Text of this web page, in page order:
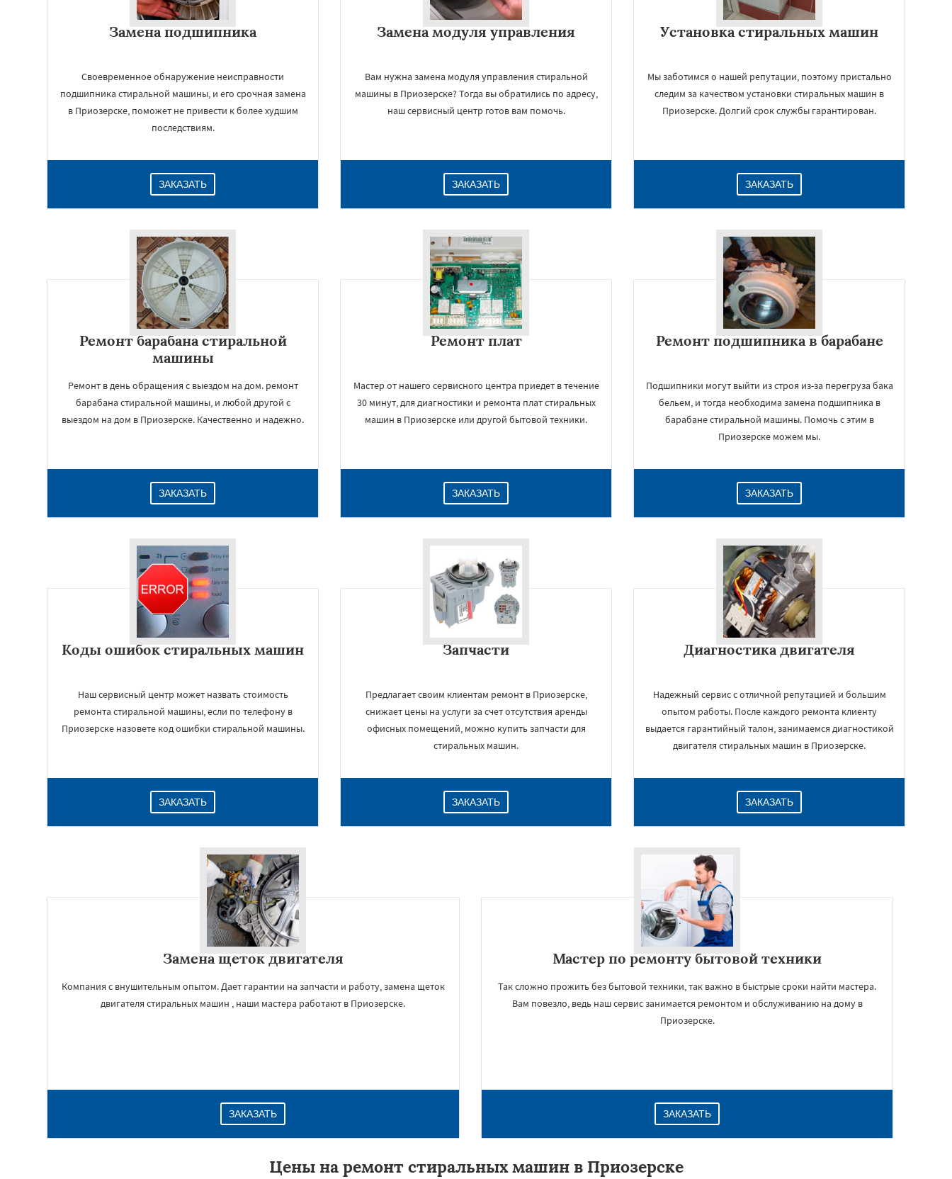
Замена подшипника
Своевременное обнаружение неисправности
подшипника стиральной машины, и его срочная замена
в Приозерске, поможет не привести к более худшим
последствиям.
ЗАКАЗАТЬ
Замена модуля управления
Вам нужна замена модуля управления стиральной
машины в Приозерске? Тогда вы обратились по адресу,
наш сервисный центр готов вам помочь.
ЗАКАЗАТЬ
Установка стиральных машин
Мы заботимся о нашей репутации, поэтому пристально
следим за качеством установки стиральных машин в
Приозерске. Долгий срок службы гарантирован.
ЗАКАЗАТЬ
Ремонт барабана стиральной
машины
Ремонт в день обращения с выездом на дом. ремонт
барабана стиральной машины, и любой другой с
выездом на дом в Приозерске. Качественно и надежно.
ЗАКАЗАТЬ
Ремонт плат
Мастер от нашего сервисного центра приедет в течение
30 минут, для диагностики и ремонта плат стиральных
машин в Приозерске или другой бытовой техники.
ЗАКАЗАТЬ
Ремонт подшипника в барабане
Подшипники могут выйти из строя из-за перегруза бака
бельем, и тогда необходима замена подшипника в
барабане стиральной машины. Помочь с этим в
Приозерске можем мы.
ЗАКАЗАТЬ
Коды ошибок стиральных машин
Наш сервисный центр может назвать стоимость
ремонта стиральной машины, если по телефону в
Приозерске назовете код ошибки стиральной машины.
ЗАКАЗАТЬ
Запчасти
Предлагает своим клиентам ремонт в Приозерске,
снижает цены на услуги за счет отсутствия аренды
офисных помещений, можно купить запчасти для
стиральных машин.
ЗАКАЗАТЬ
Диагностика двигателя
Надежный сервис с отличной репутацией и большим
опытом работы. После каждого ремонта клиенту
выдается гарантийный талон, занимаемся диагностикой
двигателя стиральных машин в Приозерске.
ЗАКАЗАТЬ
Замена щеток двигателя
Компания с внушительным опытом. Дает гарантии на запчасти и работу, замена щеток
двигателя стиральных машин , наши мастера работают в Приозерске.
ЗАКАЗАТЬ
Мастер по ремонту бытовой техники
Так сложно прожить без бытовой техники, так важно в быстрые сроки найти мастера.
Вам повезло, ведь наш сервис занимается ремонтом и обслуживанию на дому в
Приозерске.
ЗАКАЗАТЬ
Цены на ремонт стиральных машин в Приозерске